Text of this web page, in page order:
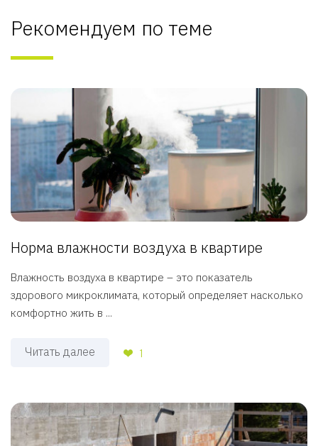
Рекомендуем по теме
Норма влажности воздуха в квартире
Влажность воздуха в квартире – это показатель
здорового микроклимата, который определяет насколько
комфортно жить в ...
Читать далее 1